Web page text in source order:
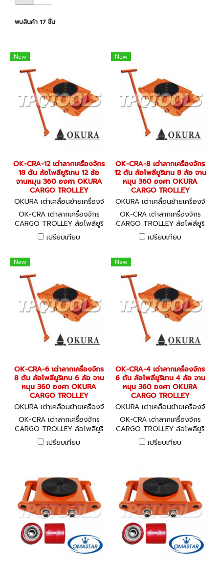
พบสินค้า 17 ชิ้น
New
OK-CRA-12 เต่าลากเครื่องจักร
18 ตัน ล้อโพลียูริเทน 12 ล้อ
จานหมุน 360 องศา OKURA
CARGO TROLLEY
OKURA เต่าเคลื่อนย้ายเครื่องจั
กร OK-CRA-12
OK-CRA เต่าลากเครื่องจักร
CARGO TROLLEY ล้อโพลียูริ
เทน
เปรียบเทียบ
New
OK-CRA-8 เต่าลากเครื่องจักร
12 ตัน ล้อโพลียูริเทน 8 ล้อ จาน
หมุน 360 องศา OKURA
CARGO TROLLEY
OKURA เต่าเคลื่อนย้ายเครื่องจั
กร OK-CRA-8
OK-CRA เต่าลากเครื่องจักร
CARGO TROLLEY ล้อโพลียูริ
เทน
เปรียบเทียบ
New
OK-CRA-6 เต่าลากเครื่องจักร
8 ตัน ล้อโพลียูริเทน 6 ล้อ จาน
หมุน 360 องศา OKURA
CARGO TROLLEY
OKURA เต่าเคลื่อนย้ายเครื่องจั
กร OK-CRA-6
OK-CRA เต่าลากเครื่องจักร
CARGO TROLLEY ล้อโพลียูริ
เทน
เปรียบเทียบ
New
OK-CRA-4 เต่าลากเครื่องจักร
6 ตัน ล้อโพลียูริเทน 4 ล้อ จาน
หมุน 360 องศา OKURA
CARGO TROLLEY
OKURA เต่าเคลื่อนย้ายเครื่องจั
กร OK-CRA-4
OK-CRA เต่าลากเครื่องจักร
CARGO TROLLEY ล้อโพลียูริ
เทน
เปรียบเทียบ